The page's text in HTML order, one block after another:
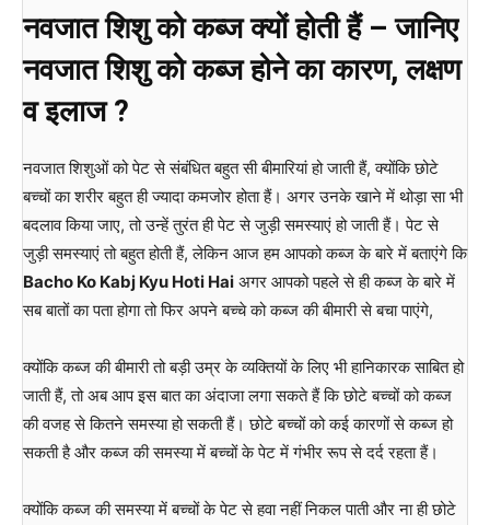
नवजात शिशु को कब्ज क्यों होती हैं – जानिए
नवजात शिशु को कब्ज होने का कारण, लक्षण
व इलाज ?
नवजात शिशुओं को पेट से संबंधित बहुत सी बीमारियां हो जाती हैं, क्योंकि छोटे
बच्चों का शरीर बहुत ही ज्यादा कमजोर होता हैं। अगर उनके खाने में थोड़ा सा भी
बदलाव किया जाए, तो उन्हें तुरंत ही पेट से जुड़ी समस्याएं हो जाती हैं। पेट से
जुड़ी समस्याएं तो बहुत होती हैं, लेकिन आज हम आपको कब्ज के बारे में बताएंगे कि
Bacho Ko Kabj Kyu Hoti Hai अगर आपको पहले से ही कब्ज के बारे में
सब बातों का पता होगा तो फिर अपने बच्चे को कब्ज की बीमारी से बचा पाएंगे,
क्योंकि कब्ज की बीमारी तो बड़ी उम्र के व्यक्तियों के लिए भी हानिकारक साबित हो
जाती हैं, तो अब आप इस बात का अंदाजा लगा सकते हैं कि छोटे बच्चों को कब्ज
की वजह से कितने समस्या हो सकती हैं। छोटे बच्चों को कई कारणों से कब्ज हो
सकती है और कब्ज की समस्या में बच्चों के पेट में गंभीर रूप से दर्द रहता हैं।
क्योंकि कब्ज की समस्या में बच्चों के पेट से हवा नहीं निकल पाती और ना ही छोटे